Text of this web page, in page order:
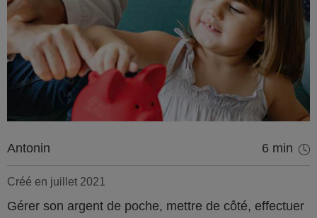
Antonin 6 min
Créé en juillet 2021
Gérer son argent de poche, mettre de côté, effectuer